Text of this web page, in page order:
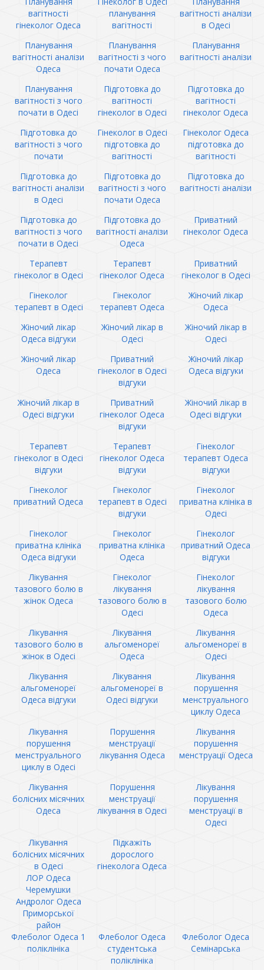
вагітності
гінеколог Одеса
планування
вагітності
вагітності аналізи
в Одесі
Планування
вагітності аналізи
Одеса
Планування
вагітності з чого
почати Одеса
Планування
вагітності аналізи
Планування
вагітності з чого
почати в Одесі
Підготовка до
вагітності
гінеколог в Одесі
Підготовка до
вагітності
гінеколог Одеса
Підготовка до
вагітності з чого
почати
Гінеколог в Одесі
підготовка до
вагітності
Гінеколог Одеса
підготовка до
вагітності
Підготовка до
вагітності аналізи
в Одесі
Підготовка до
вагітності з чого
почати Одеса
Підготовка до
вагітності аналізи
Підготовка до
вагітності з чого
почати в Одесі
Підготовка до
вагітності аналізи
Одеса
Приватний
гінеколог Одеса
Терапевт
гінеколог в Одесі
Терапевт
гінеколог Одеса
Приватний
гінеколог в Одесі
Гінеколог
терапевт в Одесі
Гінеколог
терапевт Одеса
Жіночий лікар
Одеса
Жіночий лікар
Одеса відгуки
Жіночий лікар в
Одесі
Жіночий лікар в
Одесі
Жіночий лікар
Одеса
Приватний
гінеколог в Одесі
відгуки
Жіночий лікар
Одеса відгуки
Жіночий лікар в
Одесі відгуки
Приватний
гінеколог Одеса
відгуки
Жіночий лікар в
Одесі відгуки
Терапевт
гінеколог в Одесі
відгуки
Терапевт
гінеколог Одеса
відгуки
Гінеколог
терапевт Одеса
відгуки
Гінеколог
приватний Одеса
Гінеколог
терапевт в Одесі
відгуки
Гінеколог
приватна клініка в
Одесі
Гінеколог
приватна клініка
Одеса відгуки
Гінеколог
приватна клініка
Одеса
Гінеколог
приватний Одеса
відгуки
Лікування
тазового болю в
жінок Одеса
Гінеколог
лікування
тазового болю в
Одесі
Гінеколог
лікування
тазового болю
Одеса
Лікування
тазового болю в
жінок в Одесі
Лікування
альгоменореї
Одеса
Лікування
альгоменореї в
Одесі
Лікування
альгоменореї
Одеса відгуки
Лікування
альгоменореї в
Одесі відгуки
Лікування
порушення
менструального
циклу Одеса
Лікування
порушення
менструального
циклу в Одесі
Порушення
менструації
лікування Одеса
Лікування
порушення
менструації Одеса
Лікування
болісних місячних
Одеса
Порушення
менструації
лікування в Одесі
Лікування
порушення
менструації в
Одесі
Лікування
болісних місячних
в Одесі
Підкажіть
дорослого
гінеколога Одеса
ЛОР Одеса
Черемушки
Андролог Одеса
Приморської
район
Флеболог Одеса 1
поліклініка
Флеболог Одеса
студентська
поліклініка
Флеболог Одеса
Семінарська